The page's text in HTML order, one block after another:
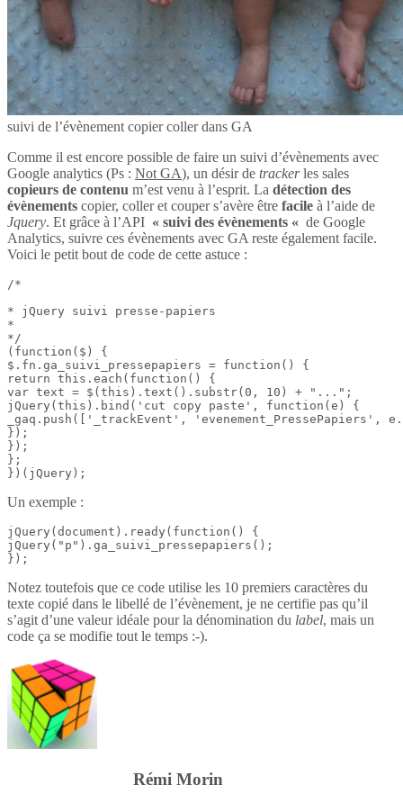
suivi de l’évènement copier coller dans GA
Comme il est encore possible de faire un suivi d’évènements avec
Google analytics (Ps : Not GA), un désir de trackerles sales
copieurs de contenu m’est venu à l’esprit. La détection des
évènements copier, coller et couper s’avère être facile à l’aide de
Jquery. Et grâce à l’API « suivi des évènements « de Google
Analytics, suivre ces évènements avec GA reste également facile.
Voici le petit bout de code de cette astuce :
/*
* jQuery suivi presse-papiers
*
*/
(function($) {
$.fn.ga_suivi_pressepapiers = function() {
return this.each(function() {
var text = $(this).text().substr(0, 10) + "...";
jQuery(this).bind('cut copy paste', function(e) {
_gaq.push(['_trackEvent', 'evenement_PressePapiers',
});
});
};
})(jQuery);
Un exemple :
jQuery(document).ready(function() {
jQuery("p").ga_suivi_pressepapiers();
});
Notez toutefois que ce code utilise les 10 premiers caractères du
texte copié dans le libellé de l’évènement, je ne certifie pas qu’il
s’agit d’une valeur idéale pour la dénomination du label, mais un
code ça se modifie tout le temps :-).
Rémi Morin